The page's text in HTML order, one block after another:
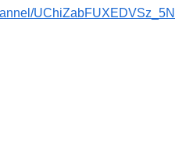
UChiZabFUXEDVSz_5N